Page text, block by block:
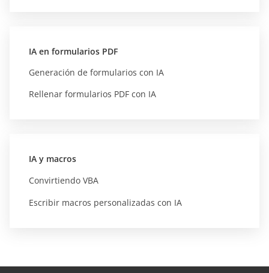
IA en formularios PDF
Generación de formularios con IA
Rellenar formularios PDF con IA
IA y macros
Convirtiendo VBA
Escribir macros personalizadas con IA